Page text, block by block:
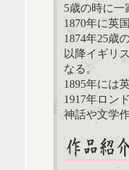
5歳の時に
1870年に英
1874年25歳
以降イギリ
なる。
1895年には
1917年ロン
神話や文学